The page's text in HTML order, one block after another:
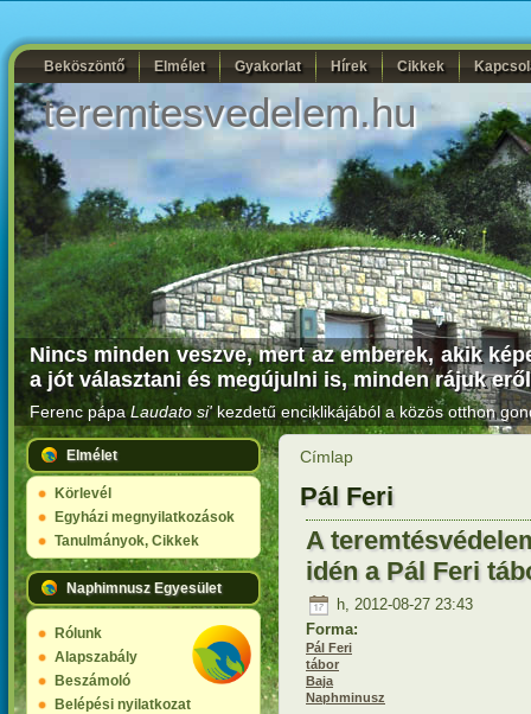
Beköszöntő Elmélet Gyakorlat Hírek Cikkek
teremtesvedelem.hu
Nincs minden veszve, mert az emberek, akik
a jót választani és megújulni is, minden rájuk
Ferenc pápaLaudato si'kezdetű enciklikájából a közös otthon
Elmélet
Körlevél
Egyházi megnyilatkozások
Tanulmányok, Cikkek
Naphimnusz Egyesület
Rólunk
Alapszabály
Beszámoló
Belépési nyilatkozat
Címlap
Pál Feri
A
idén a Pál Feri
h, 2012-08-27 23:43
Forma:
Pál Feri
tábor
Baja
Naphminusz